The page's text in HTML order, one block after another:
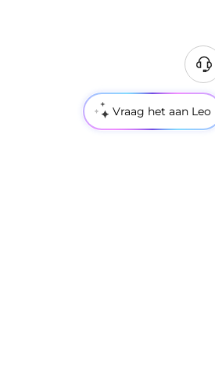
Vraag het aan Leo